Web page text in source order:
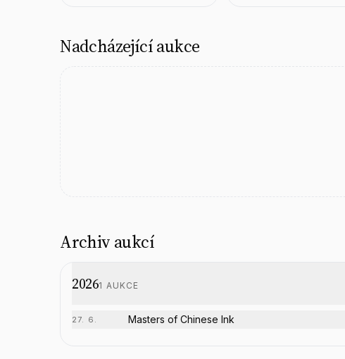
Nadcházející aukce
Archiv aukcí
20261 AUKCE
27. 6. Masters of Chinese Ink